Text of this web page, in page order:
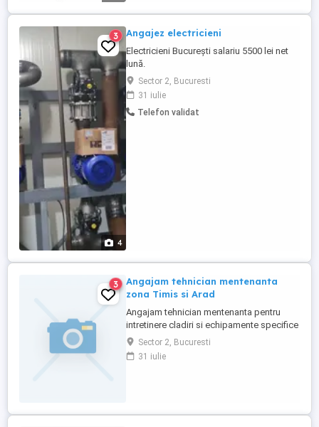
4
3 Angajez electricieni
Electricieni București salariu 5500 lei net
lună.
Sector 2, Bucuresti
31 iulie
Telefon validat
3
Angajam tehnician mentenanta
zona Timis si Arad
Angajam tehnician mentenanta pentru
intretinere cladiri si echipamente specifice
statiilor de carburanti, cu contract pe
perioada nedeterminata, cu program
flexibil. Certificatul de calificare si permisul
Sector 2, Bucuresti
31 iulie